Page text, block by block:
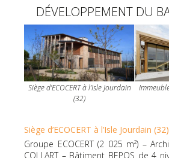
DÉVELOPPEMENT DU
Siège d’ECOCERT à l’Isle Jourdain
(32)
Siège d’ECOCERT à l’Isle Jourdain (32)
Groupe ECOCERT (2 025 m²) –
COLLART – Bâtiment BEPOS de 4